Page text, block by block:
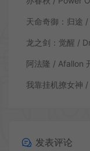
阿法隆 / Afallon
发表评论